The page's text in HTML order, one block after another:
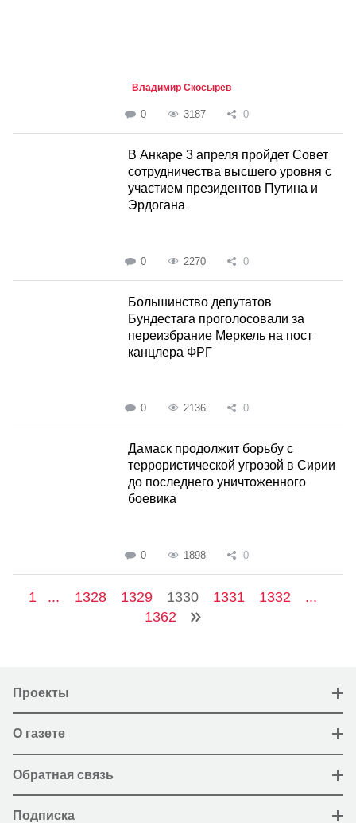
Владимир Скосырев
0 3187 0
В Анкаре 3 апреля пройдет Совет
сотрудничества высшего уровня с
участием президентов Путина и
Эрдогана
0 2270 0
Большинство депутатов
Бундестага проголосовали за
переизбрание Меркель на пост
канцлера ФРГ
0 2136 0
Дамаск продолжит борьбу с
террористической угрозой в Сирии
до последнего уничтоженного
боевика
0 1898 0
1 ... 1328 1329 1330 1331 1332
...
1362
Проекты
О газете
Обратная связь
Подписка